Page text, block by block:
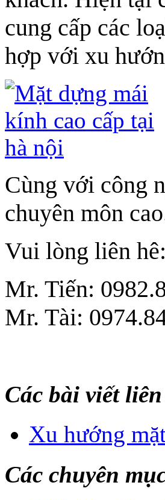
cung cấp các
hợp với xu
Cùng với công
chuyên môn
Vui lòng liên hê:
Mr. Tiến:
Mr. Tài:
Các bài viết
Xu hướng
Các chuyên